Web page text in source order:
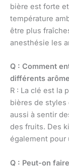
bière est forte
température
être plus
anesthésie les
Q : Comment
différents
R : La clé est la
bières de
aussi à sentir
des fruits. Des
également pour
Q : Peut-on